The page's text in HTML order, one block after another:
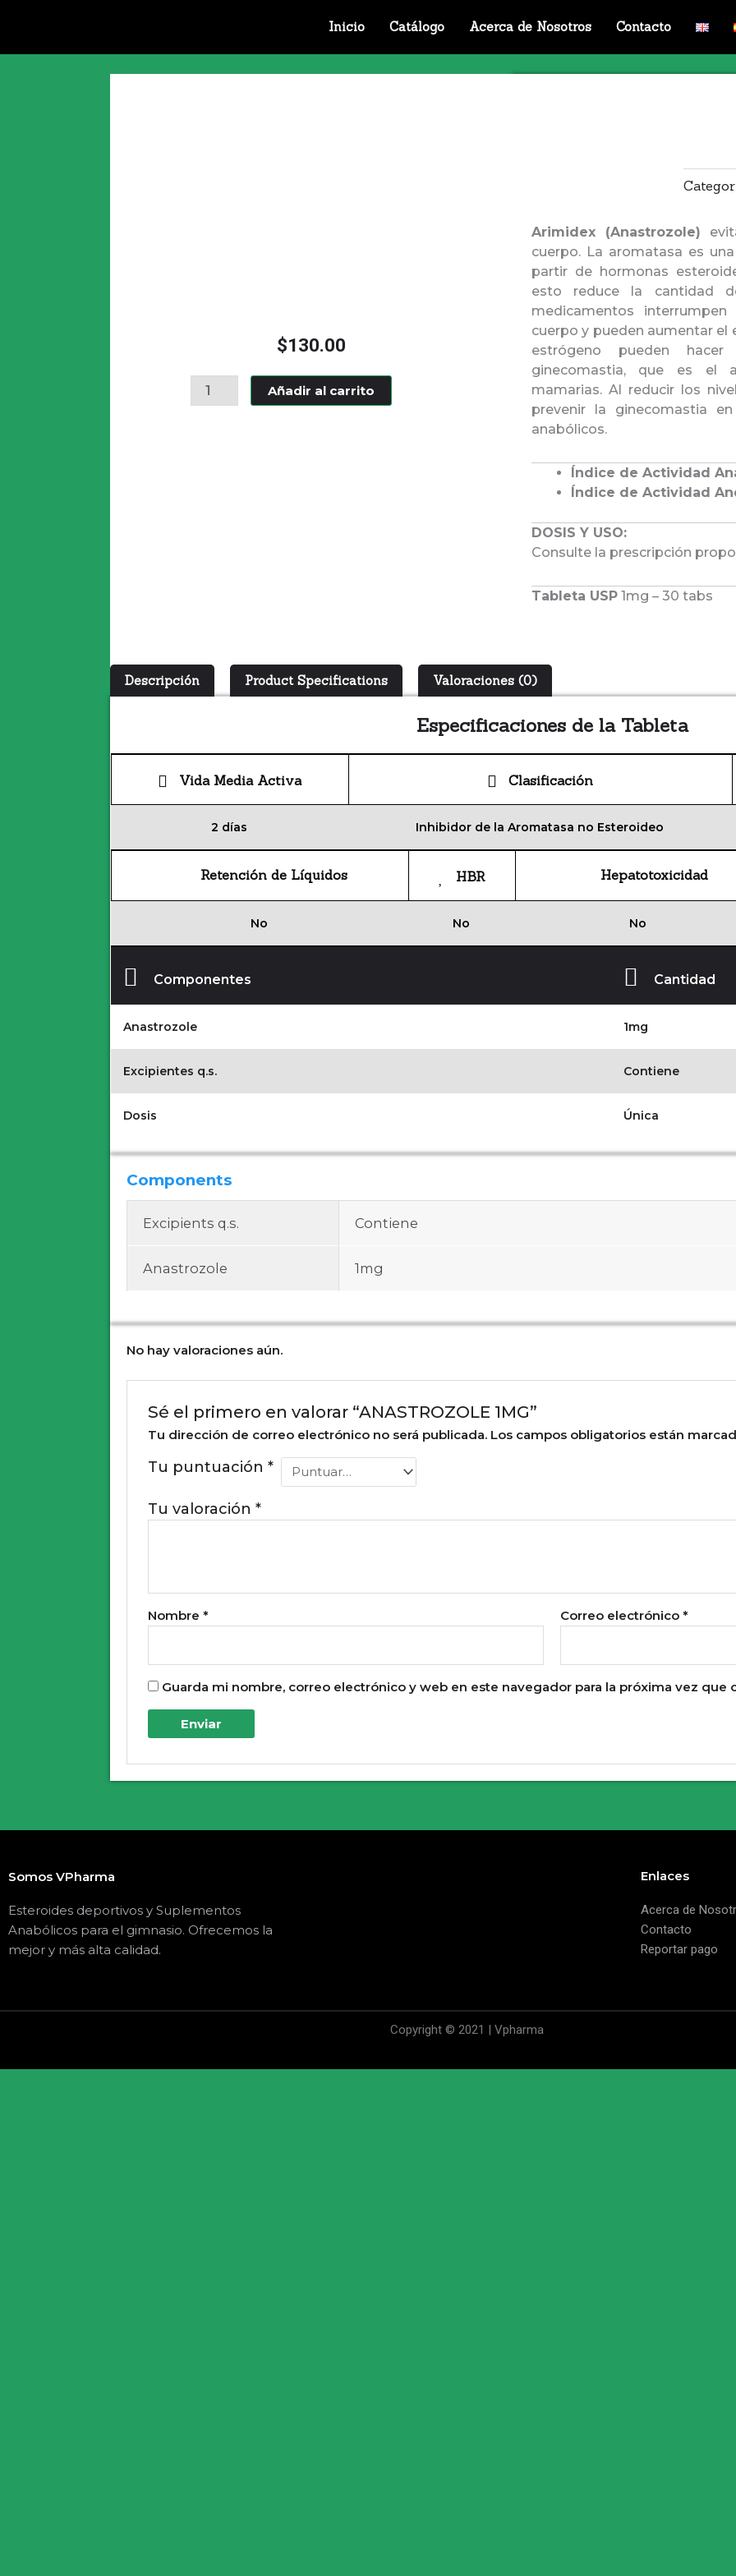
Inicio Catálogo Acerca de Nosotros Contacto
$130.00
ANASTROZOLE
1MG
Añadir al carrito
Arimidex (Anastrozole)
cuerpo. La aromatasa es
partir de hormonas
esto reduce la cantidad
medicamentos
cuerpo y pueden aumentar el
estrógeno pueden
ginecomastia, que es el
mamarias. Al reducir los
prevenir la ginecomastia
anabólicos.
Índice de Actividad
Índice de Actividad
DOSIS Y USO:
Consulte la prescripción
Tableta USP1mg – 30 tabs
Descripción Product Specifications Valoraciones (0)
Especificaciones de la Tableta
Vida Media Activa Clasificación
2 días Inhibidor de la Aromatasa no Esteroideo
Retención de Líquidos HBR Hepatotoxicidad
No No No
Componentes Cantidad
Anastrozole 1mg
Excipientes q.s. Contiene
Dosis Única
Components
Excipients q.s. Contiene
Anastrozole 1mg
No hay valoraciones aún.
Sé el primero en valorar “ANASTROZOLE 1MG”
Tu dirección de correo electrónico no será publicada. Los campos obligatorios están
Tu puntuación*
Tu valoración*
Nombre* Correo electrónico *
Guarda mi nombre, correo electrónico y web en este navegador para la próxima vez que
Somos VPharma
Esteroides deportivos y Suplementos
Anabólicos para el gimnasio. Ofrecemos la
mejor y más alta calidad.
Enlaces
Acerca de
Contacto
Reportar pago
Copyright © 2021 | Vpharma